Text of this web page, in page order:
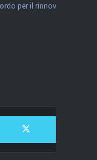
per il rinnovo,